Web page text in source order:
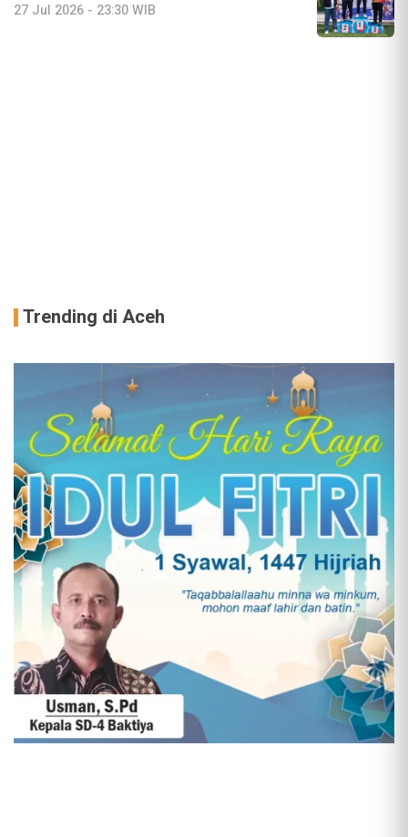
27 Jul 2026 - 23:30 WIB
Trending di Aceh